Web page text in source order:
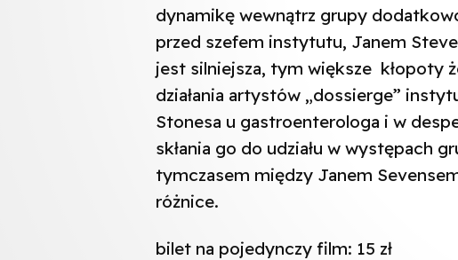
dynamikę wewnątrz grupy
przed szefem instytutu, Janem
jest silniejsza, tym większe kłopoty
działania artystów „dossierge”
Stonesa u gastroenterologa i w
skłania go do udziału w występach
tymczasem między Janem
różnice.
bilet na pojedynczy film: 15 zł